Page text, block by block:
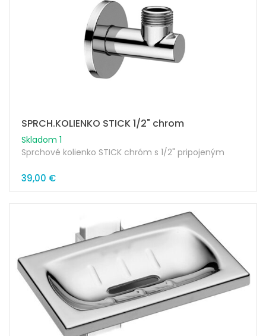
SPRCH.KOLIENKO STICK 1/2" chrom
Skladom 1
Sprchové kolienko STICK chróm s 1/2" pripojeným
39,00 €